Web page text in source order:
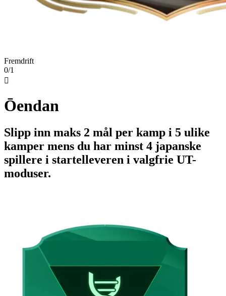
Fremdrift
0/1

Ōendan
Slipp inn maks 2 mål per kamp i 5 ulike
kamper mens du har minst 4 japanske
spillere i startelleveren i valgfrie UT-
moduser.